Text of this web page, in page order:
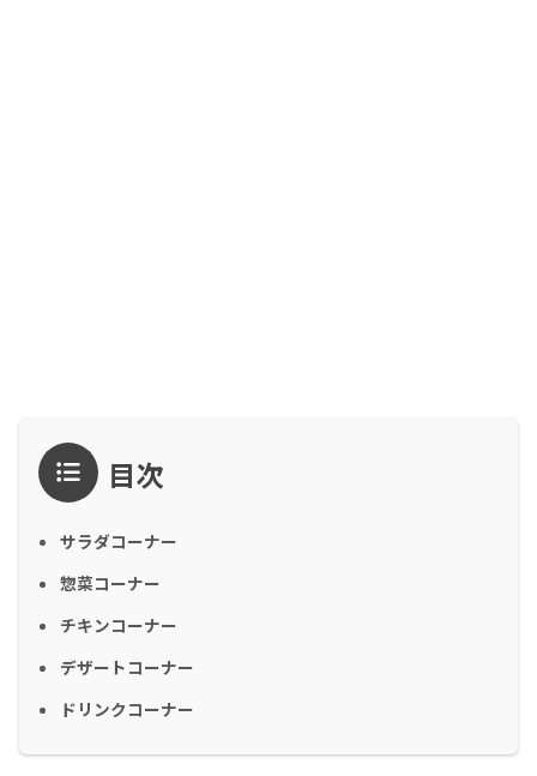
目次
サラダコーナー
惣菜コーナー
チキンコーナー
デザートコーナー
ドリンクコーナー